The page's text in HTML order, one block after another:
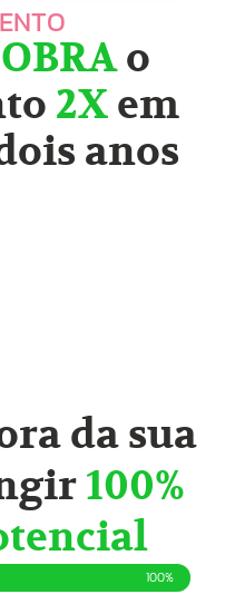
o
2X em
anos
da sua
100%
100%